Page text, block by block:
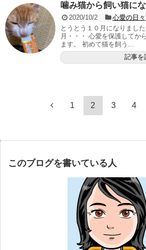
噛み猫から飼い猫に
2020/10/2
心愛の日々
とうとう１０月になりまし
月・・・ 心愛を保護してか
ます。 初めて猫を飼う...
記事を
1 2 3 4
このブログを書いている人